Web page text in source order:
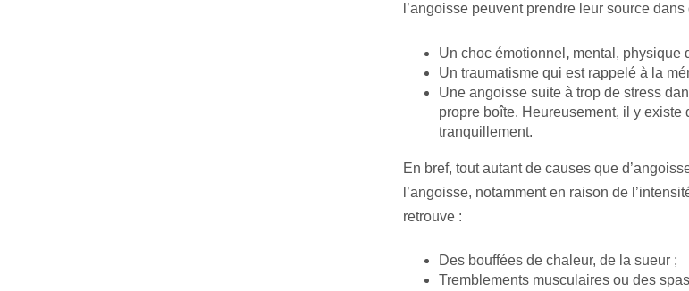
l’angoisse peuvent prendre leur source dans
Un choc émotionnel ,mental, physique
Un traumatisme qui est rappelé à la
Une angoisse suite à trop de stress
propre boîte. Heureusement, il y existe
tranquillement.
En bref, tout autant de causes que
l’angoisse, notamment en raison de
retrouve :
Des bouffées de chaleur, de la sueur ;
Tremblements musculaires ou des